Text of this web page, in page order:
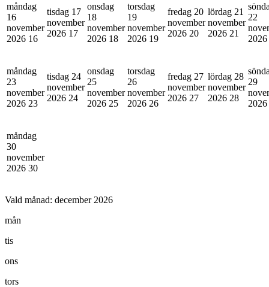
måndag
16
november
2026 16
tisdag 17
november
2026 17
onsdag
18
november
2026 18
torsdag
19
november
2026 19
fredag 20
november
2026 20
lördag 21
november
2026 21
22
2026
måndag
23
november
2026 23
tisdag 24
november
2026 24
onsdag
25
november
2026 25
torsdag
26
november
2026 26
fredag 27
november
2026 27
lördag 28
november
2026 28
29
2026
måndag
30
november
2026 30
Vald månad: december 2026
mån
tis
ons
tors